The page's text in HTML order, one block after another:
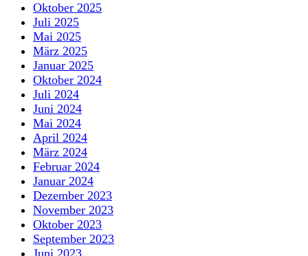
Oktober 2025
Juli 2025
Mai 2025
März 2025
Januar 2025
Oktober 2024
Juli 2024
Juni 2024
Mai 2024
April 2024
März 2024
Februar 2024
Januar 2024
Dezember 2023
November 2023
Oktober 2023
September 2023